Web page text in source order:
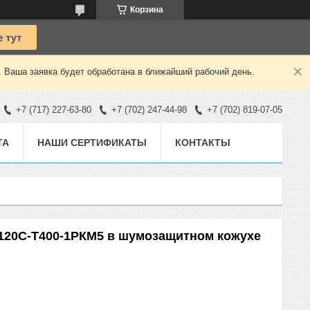
Корзина
заявка будет обработана в ближайший рабочий день.
+7 (717) 227-63-80 +7 (702) 247-44-98 +7 (702) 819-07-05
НАШИ СЕРТИФИКАТЫ КОНТАКТЫ
Т400-1РКМ5 в шумозащитном кожухе